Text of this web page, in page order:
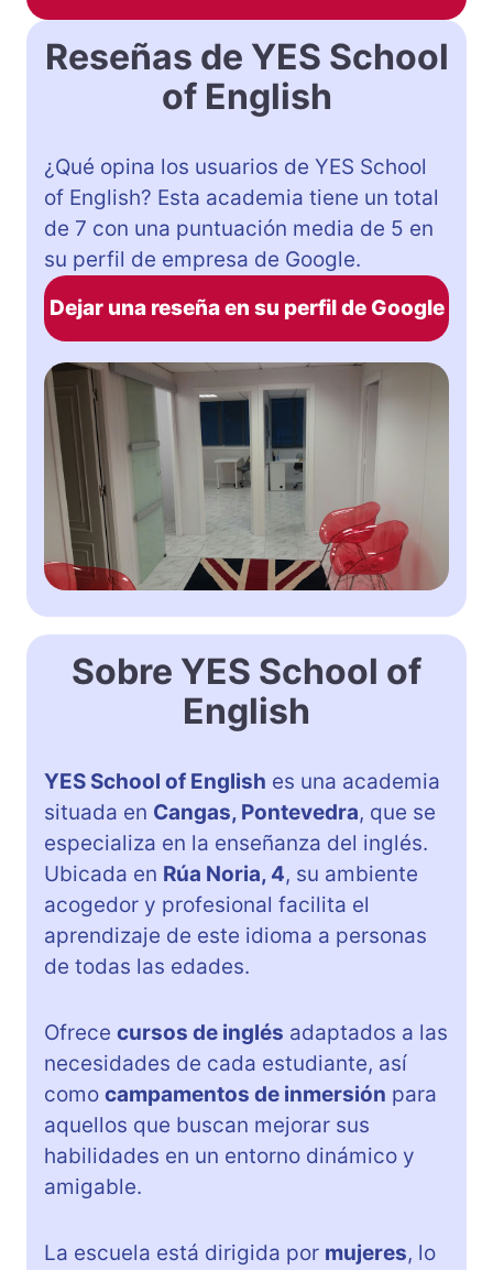
Reseñas de YES School
of English
¿Qué opina los usuarios de YES School
of English? Esta academia tiene un total
de 7 con una puntuación media de 5 en
su perfil de empresa de Google.
Dejar una reseña en su perfil de Google
Sobre YES School of
English
YES School of English es una academia
situada en Cangas, Pontevedra, que se
especializa en la enseñanza del inglés.
Ubicada en Rúa Noria, 4, su ambiente
acogedor y profesional facilita el
aprendizaje de este idioma a personas
de todas las edades.
Ofrece cursos de inglés adaptados a las
necesidades de cada estudiante, así
como campamentos de inmersión para
aquellos que buscan mejorar sus
habilidades en un entorno dinámico y
amigable.
La escuela está dirigida por mujeres, lo